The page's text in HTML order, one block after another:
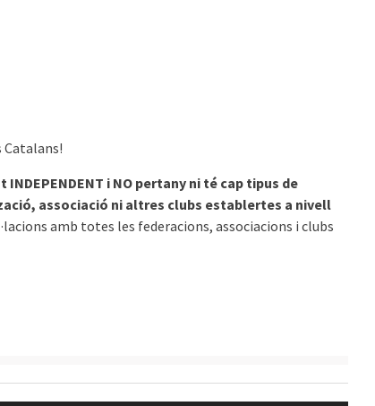
Catalans!
i NO pertany ni té cap tipus de
associació ni altres clubs establertes a nivell
amb totes les federacions, associacions i clubs